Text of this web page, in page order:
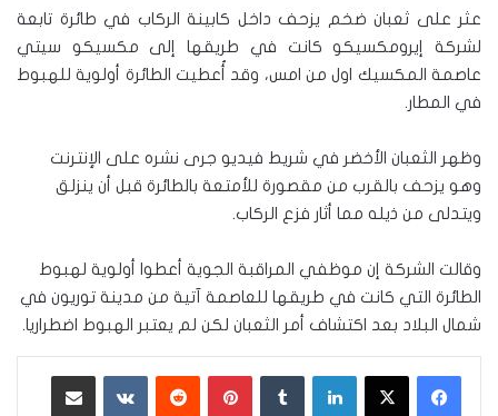
عثر على ثعبان ضخم يزحف داخل كابينة الركاب في طائرة تابعة
لشركة إيرومكسيكو كانت في طريقها إلى مكسيكو سيتي
عاصمة المكسيك اول من امس، وقد أُعطيت الطائرة أولوية للهبوط
في المطار.
وظهر الثعبان الأخضر في شريط فيديو جرى نشره على الإنترنت
وهو يزحف بالقرب من مقصورة للأمتعة بالطائرة قبل أن ينزلق
ويتدلى من ذيله مما أثار فزع الركاب.
وقالت الشركة إن موظفي المراقبة الجوية أعطوا أولوية لهبوط
الطائرة التي كانت في طريقها للعاصمة آتية من مدينة توريون في
شمال البلاد بعد اكتشاف أمر الثعبان لكن لم يعتبر الهبوط اضطراريا.
لينكدإن بينتيريست ‏VKontakte